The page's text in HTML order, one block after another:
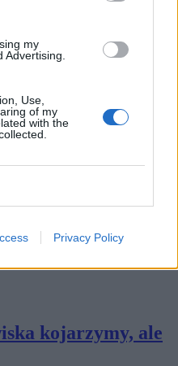
my
Advertising.
Use,
of my
with the
Privacy Policy
imiona
kojarzymy, ale